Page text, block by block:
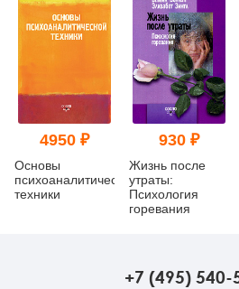
4950 ₽
Основы
психоаналитической
техники
930 ₽
Жизнь после
утраты:
Психология
горевания
+7 (495) 540-